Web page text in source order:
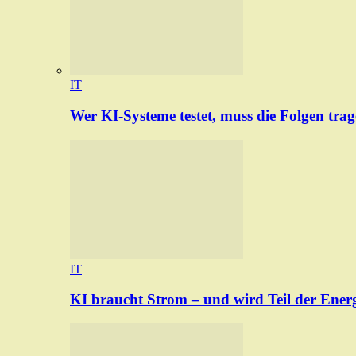
IT
Wer KI-Systeme testet, muss die Folgen
IT
KI braucht Strom – und wird Teil der